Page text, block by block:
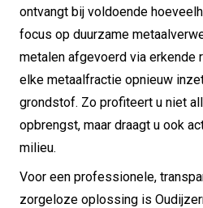
ontvangt bij voldoende
focus op duurzame
metalen afgevoerd via erkende
elke metaalfractie opnieuw
grondstof. Zo profiteert u niet
opbrengst, maar draagt u ook
milieu.
Voor een professionele,
zorgeloze oplossing is